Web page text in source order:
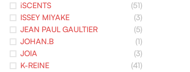
iSCENTS
(51)
ISSEY MIYAKE
(3)
JEAN PAUL GAULTIER
(5)
JOHAN.B
(1)
JOIA
(3)
K-REINE
(41)